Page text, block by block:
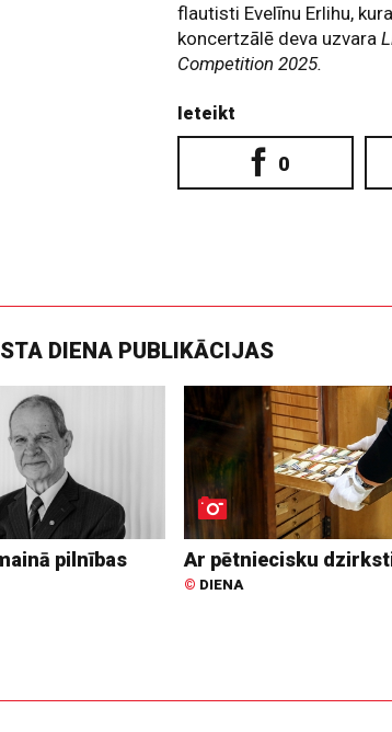
flautisti Evelīnu Erlihu,
koncertzālē deva uzvara
Competition 2025.
Ieteikt
0
DIENA PUBLIKĀCIJAS
pilnības
Ar pētniecisku
© DIENA